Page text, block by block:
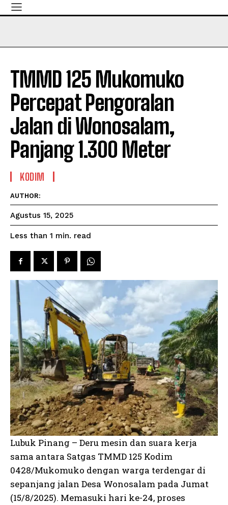
TMMD 125 Mukomuko
Percepat Pengoralan
Jalan di Wonosalam,
Panjang 1.300 Meter
KODIM
AUTHOR:
Agustus 15, 2025
Less than 1 min. read
Lubuk Pinang – Deru mesin dan suara kerja
sama antara Satgas TMMD 125 Kodim
0428/Mukomuko dengan warga terdengar di
sepanjang jalan Desa Wonosalam pada Jumat
(15/8/2025). Memasuki hari ke-24, proses